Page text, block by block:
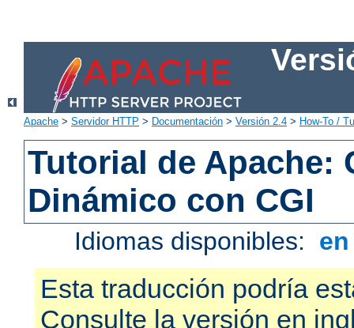
Apache > Servidor HTTP > Documentación > Versión 2.4 > How-To /
Tutorial de Apache:
Dinámico con CGI
Idiomas disponibles:
Esta traducción podría
Consulte la versión en